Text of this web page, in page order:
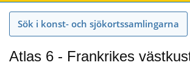
Sök i konst- och sjökortssamlingarna
Atlas 6 - Frankrikes